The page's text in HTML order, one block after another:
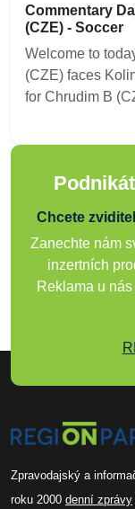
Commentary
(CZE) - Soccer
Welcome to
(CZE) faces
for Chrudim B
Chcete
Zanechte nám
inzertních
Reklama u
Zpravodajský a
roku 2000 denní zprávy